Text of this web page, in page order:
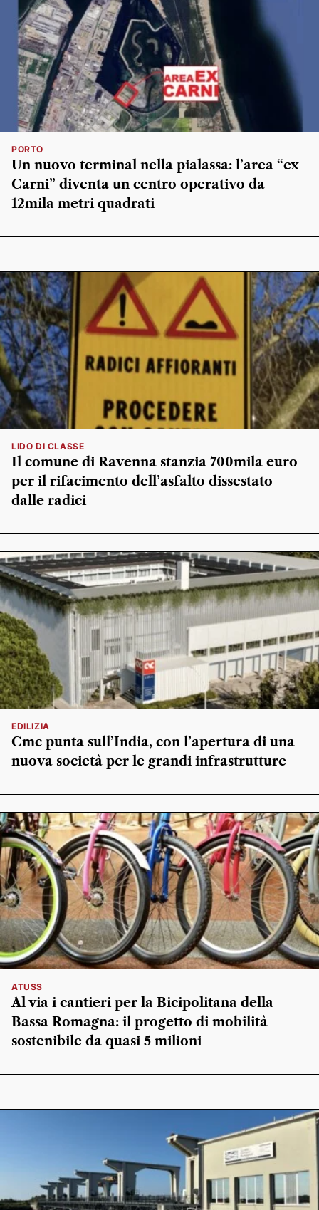
PORTO
Un nuovo terminal nella pialassa: l’area “ex
Carni” diventa un centro operativo da
12mila metri quadrati
LIDO DI CLASSE
Il comune di Ravenna stanzia 700mila euro
per il rifacimento dell’asfalto dissestato
dalle radici
EDILIZIA
Cmc punta sull’India, con l’apertura di una
nuova società per le grandi infrastrutture
ATUSS
Al via i cantieri per la Bicipolitana della
Bassa Romagna: il progetto di mobilità
sostenibile da quasi 5 milioni